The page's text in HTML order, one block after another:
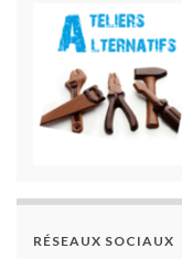
RÉSEAUX SOCIAUX